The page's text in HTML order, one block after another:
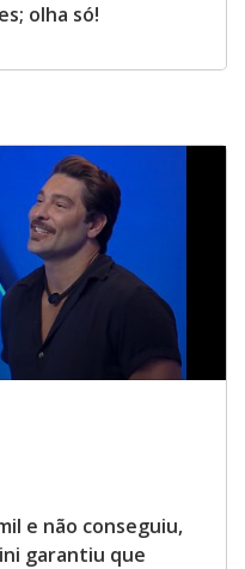
olha só!
e não conseguiu,
garantiu que